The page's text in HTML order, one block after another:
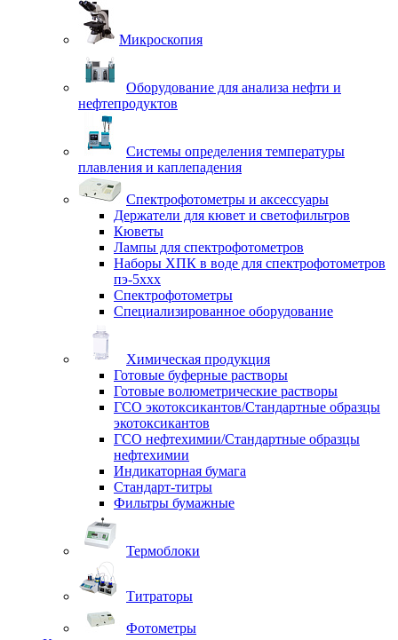
Микроскопия
Оборудование для анализа нефти и
нефтепродуктов
Системы определения температуры
плавления и каплепадения
Спектрофотометры и аксессуары
Держатели для кювет и светофильтров
Кюветы
Лампы для спектрофотометров
Наборы ХПК в воде для спектрофотометров
пэ-5ххх
Спектрофотометры
Специализированное оборудование
Химическая продукция
Готовые буферные растворы
Готовые волюметрические растворы
ГСО экотоксикантов/Стандартные образцы
экотоксикантов
ГСО нефтехимии/Стандартные образцы
нефтехимии
Индикаторная бумага
Стандарт-титры
Фильтры бумажные
Термоблоки
Титраторы
Фотометры